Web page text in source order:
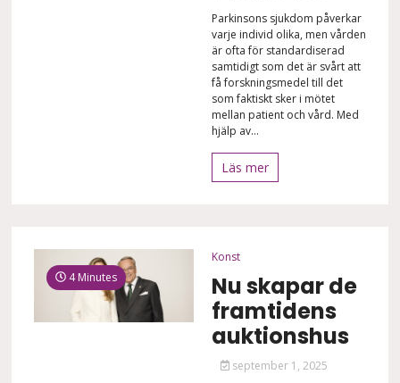
Parkinsons sjukdom påverkar
varje individ olika, men vården
är ofta för standardiserad
samtidigt som det är svårt att
få forskningsmedel till det
som faktiskt sker i mötet
mellan patient och vård. Med
hjälp av...
Läs mer
4 Minutes
Konst
Nu skapar de
framtidens
auktionshus
september 1, 2025